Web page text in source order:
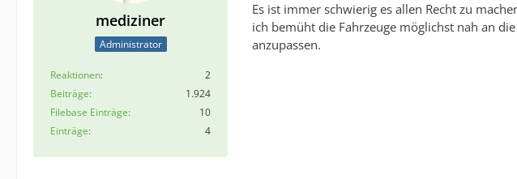
mediziner
Administrator
Reaktionen
2
Beiträge
1.924
Filebase Einträge
10
Einträge
4
Es ist immer schwierig es allen Recht zu
ich bemüht die Fahrzeuge möglichst nah an
anzupassen.